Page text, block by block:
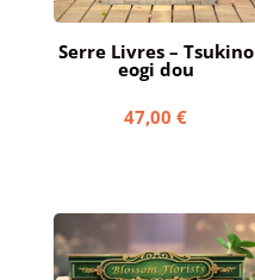
Serre Livres – Tsukino
eogi dou
47,00€